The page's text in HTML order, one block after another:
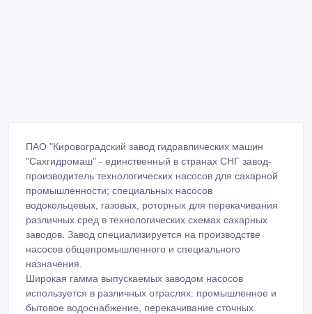
ПАО "Кировоградский завод гидравлических машин
"Сахгидромаш" - единственный в странах СНГ завод-
производитель технологических насосов для сахарной
промышленности; специальных насосов
водокольцевых, газовых, роторных для перекачивания
различных сред в технологических схемах сахарных
заводов. Завод специализируется на производстве
насосов общепромышленного и специального
назначения.
Широкая гамма выпускаемых заводом насосов
используется в различных отраслях: промышленное и
бытовое водоснабжение, перекачивание сточных